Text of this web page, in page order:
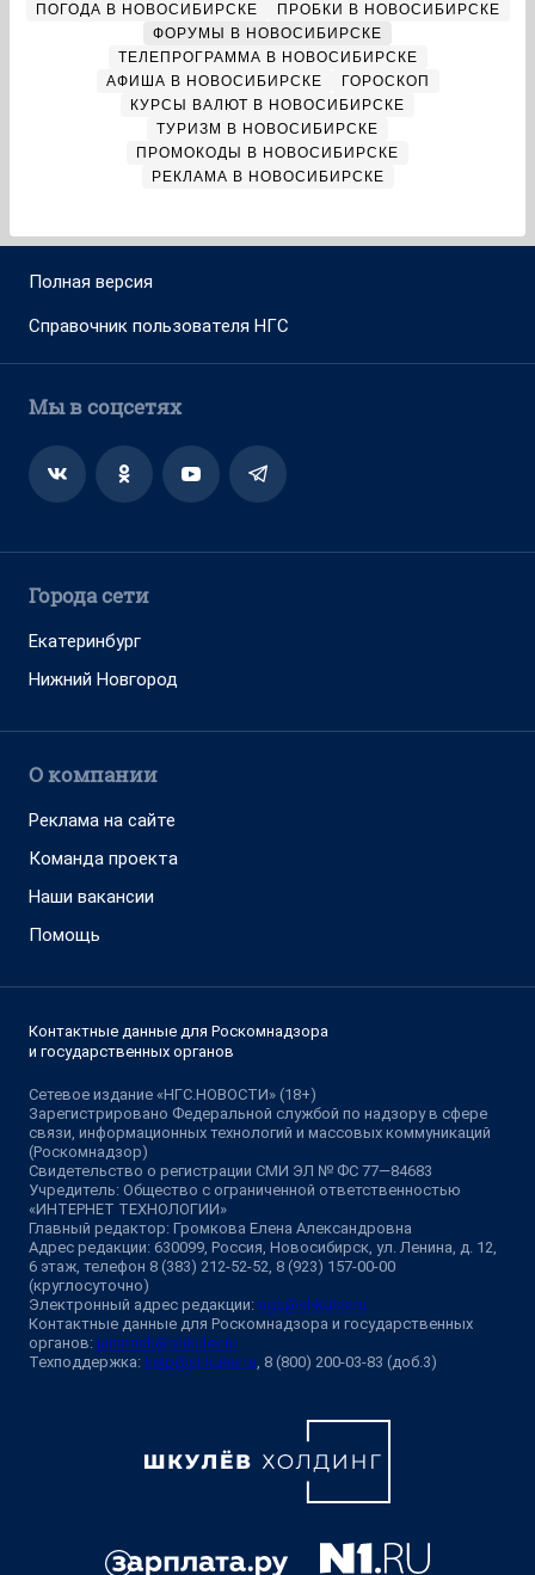
ПОГОДА В НОВОСИБИРСКЕ
ПРОБКИ В НОВОСИБИРСКЕ
ФОРУМЫ В НОВОСИБИРСКЕ
ТЕЛЕПРОГРАММА В НОВОСИБИРСКЕ
АФИША В НОВОСИБИРСКЕ
ГОРОСКОП
КУРСЫ ВАЛЮТ В НОВОСИБИРСКЕ
ТУРИЗМ В НОВОСИБИРСКЕ
ПРОМОКОДЫ В НОВОСИБИРСКЕ
РЕКЛАМА В НОВОСИБИРСКЕ
Полная версия
Справочник пользователя НГС
Мы в соцсетях
Города сети
Екатеринбург
Нижний Новгород
О компании
Реклама на сайте
Команда проекта
Наши вакансии
Помощь
Контактные данные для Роскомнадзора
и государственных органов
Сетевое издание «НГС.НОВОСТИ» (18+)
Зарегистрировано Федеральной службой по надзору в сфере
связи, информационных технологий и массовых коммуникаций
(Роскомнадзор)
Свидетельство о регистрации СМИ ЭЛ № ФС 77—84683
Учредитель: Общество с ограниченной ответственностью
«ИНТЕРНЕТ ТЕХНОЛОГИИ»
Главный редактор: Громкова Елена Александровна
Адрес редакции: 630099, Россия, Новосибирск, ул. Ленина, д. 12,
6 этаж, телефон 8 (383) 212-52-52, 8 (923) 157-00-00
(круглосуточно)
Электронный адрес редакции: ngs@shkulev.ru
Контактные данные для Роскомнадзора и государственных
органов: juristnsk@shkulev.ru
Техподдержка: help@shkulev.ru, 8 (800) 200-03-83 (доб.3)